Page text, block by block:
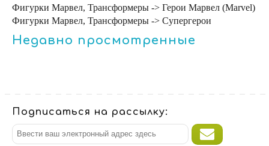
Фигурки Марвел, Трансформеры -> Герои Марвел (Marvel)
Фигурки Марвел, Трансформеры -> Супергерои
Недавно просмотренные
Подписаться на рассылку: